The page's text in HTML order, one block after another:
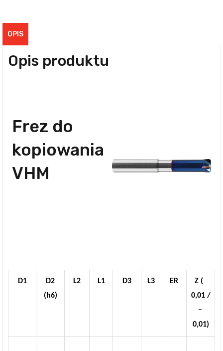
OPIS
Opis produktu
Frez do
kopiowania
VHM
D1
D2
(h6)
L2 L1 D3 L3 ER
Z (
0,01 /
–
0,01)